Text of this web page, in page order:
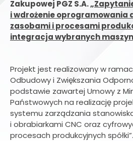
Zakupowej PGZ S.A. „
i wdrożenie oprogramowania
zasobami i procesami
integracja wybranych maszyn
Projekt jest realizowany w
Odbudowy i Zwiększania
podstawie zawartej Umowy z
Państwowych na realizację
systemu zarządzania
i obrabiarkami CNC oraz
procesach produkcyjnych spółki”.